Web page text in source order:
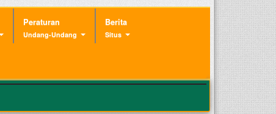
Peraturan
Undang-Undang
Berita
Situs